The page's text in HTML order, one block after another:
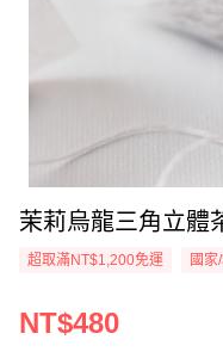
茉莉烏龍三角立體
超取滿NT$1,200免運 國家
NT$480